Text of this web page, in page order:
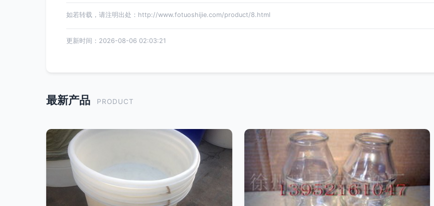
如若转载，请注明出处：http://www.fotuoshijie.com/product/8.html
更新时间：2026-08-06 02:03:21
最新产品 PRODUCT